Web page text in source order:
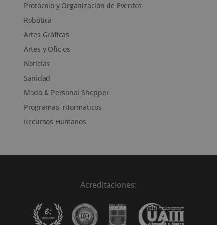
Protocolo y Organización de Eventos
Robótica
Artes Gráficas
Artes y Oficios
Noticias
Sanidad
Moda & Personal Shopper
Programas informáticos
Recursos Humanos
Acreditaciones: